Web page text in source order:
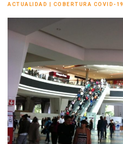
ACTUALIDAD COBERTURA COVID-19